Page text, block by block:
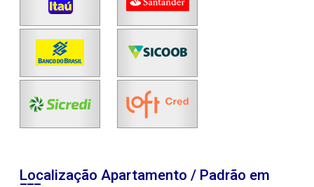
Localização Apartamento / Padrão em